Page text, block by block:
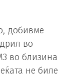
добивме
во
во близина
не биле